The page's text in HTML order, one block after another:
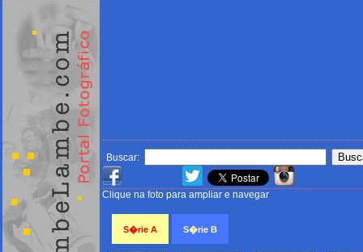
Buscar:
Clique na foto para ampliar e navegar
S�rie A S�rie B